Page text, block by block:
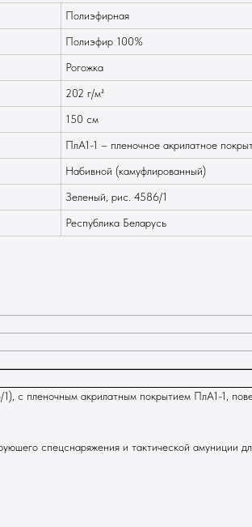
Полиэфирная
Полиэфир 100%
Рогожка
202 г/м²
150 см
ПлА1-1 – пленочное акрилатное
Набивной (камуфлированный)
Зеленый, рис. 4586/1
Республика Беларусь
с пленочным акрилатным покрытием ПлА1-1,
спецснаряжения и тактической амуниции